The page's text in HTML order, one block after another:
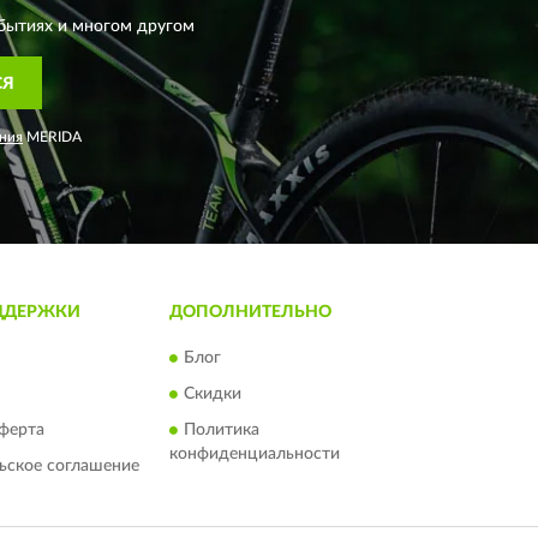
и многом другом
MERIDA
соглашение
ДОПОЛНИТЕЛЬНО
Блог
Скидки
Политика
конфиденциальности